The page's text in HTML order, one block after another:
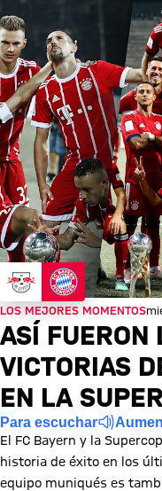
LOS MEJORES MOMENTOS
ASÍ FUERON
VICTORIAS
EN LA
Para escuchar
El FC Bayern y la
historia de éxito en los
equipo muniqués es